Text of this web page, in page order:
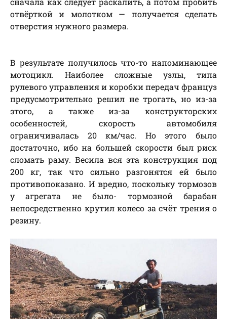
отвёрткой и молотком — получается сделать
отверстия нужного размера.
В результате получилось что-то напоминающее
мотоцикл. Наиболее сложные узлы, типа
рулевого управления и коробки передач француз
предусмотрительно решил не трогать, но из-за
этого, а также из-за конструкторских
особенностей, скорость автомобиля
ограничивалась 20 км/час. Но этого было
достаточно, ибо на большей скорости был риск
сломать раму. Весила вся эта конструкция под
200 кг, так что сильно разгонятся ей было
противопоказано. И вредно, поскольку тормозов
у агрегата не было- тормозной барабан
непосредственно крутил колесо за счёт трения о
резину.